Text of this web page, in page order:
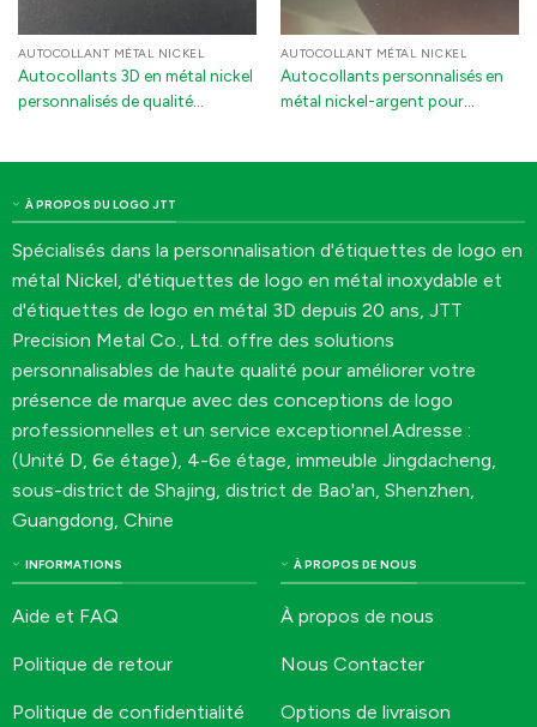
AUTOCOLLANT MÉTAL NICKEL
Autocollants 3D en métal nickel
personnalisés de qualité
l'électronique et l'emballage
AUTOCOLLANT MÉTAL NICKEL
Autocollants personnalisés en
métal nickel-argent pour
À PROPOS DU LOGO JTT
Spécialisés dans la personnalisation d'étiquettes de logo en
métal Nickel, d'étiquettes de logo en métal inoxydable et
d'étiquettes de logo en métal 3D depuis 20 ans, JTT
Precision Metal Co., Ltd. offre des solutions
personnalisables de haute qualité pour améliorer votre
présence de marque avec des conceptions de logo
professionnelles et un service exceptionnel.Adresse :
(Unité D, 6e étage), 4-6e étage, immeuble Jingdacheng,
sous-district de Shajing, district de Bao'an, Shenzhen,
Guangdong, Chine
INFORMATIONS
Aide et FAQ
Politique de retour
Politique de confidentialité
À PROPOS DE NOUS
À propos de nous
Nous Contacter
Options de livraison